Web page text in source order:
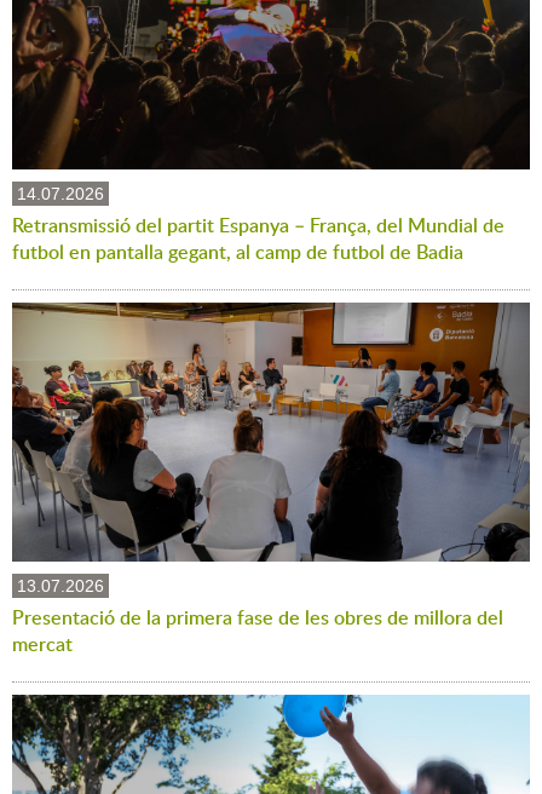
14.07.2026
Retransmissió del partit Espanya – França, del Mundial de
futbol en pantalla gegant, al camp de futbol de Badia
13.07.2026
Presentació de la primera fase de les obres de millora del
mercat